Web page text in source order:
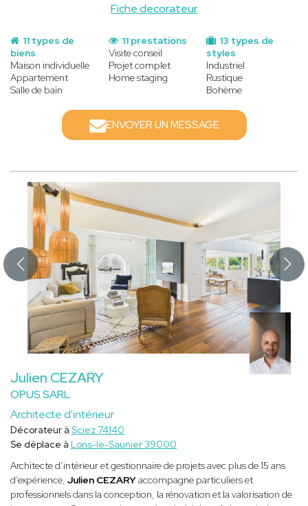
Fiche decorateur
11 types de
biens
Maison individuelle
Appartement
Salle de bain
13 types de
styles
Industriel
Rustique
Bohème
11 prestations
Visite conseil
Projet complet
Home staging
ENVOYER UN MESSAGE
Julien CEZARY
OPUS SARL
Architecte d'intérieur
Décorateur à Sciez 74140
Se déplace à Lons-le-Saunier 39000
Architecte d’intérieur et gestionnaire de projets avec plus de 15 ans
d’expérience, Julien CEZARYaccompagne particuliers et
professionnels dans la conception, la rénovation et la valorisation de